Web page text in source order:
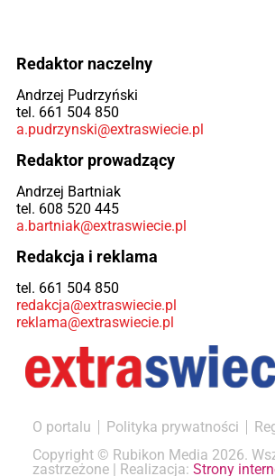
Redaktor naczelny
Andrzej Pudrzyński
tel. 661 504 850
a.pudrzynski@extraswiecie.pl
Redaktor prowadzący
Andrzej Bartniak
tel. 608 520 445
a.bartniak@extraswiecie.pl
Redakcja i reklama
tel. 661 504 850
redakcja@extraswiecie.pl
reklama@extraswiecie.pl
O portalu Polityka prywatności
Copyright © Rubikon Media 2026.
zastrzeżone | Realizacja: Strony